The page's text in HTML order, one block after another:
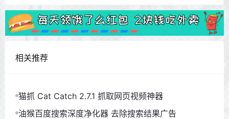
相关推荐
猫抓 Cat Catch 2.7.1 抓取网页视频神器
油猴百度搜索深度净化器 去除搜索结果广告